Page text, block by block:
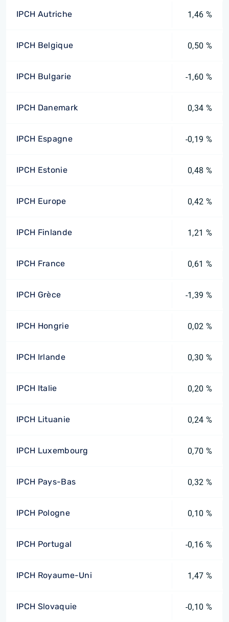
IPCH Autriche 1,46 %
IPCH Belgique 0,50 %
IPCH Bulgarie -1,60 %
IPCH Danemark 0,34 %
IPCH Espagne -0,19 %
IPCH Estonie 0,48 %
IPCH Europe 0,42 %
IPCH Finlande 1,21 %
IPCH France 0,61 %
IPCH Grèce -1,39 %
IPCH Hongrie 0,02 %
IPCH Irlande 0,30 %
IPCH Italie 0,20 %
IPCH Lituanie 0,24 %
IPCH Luxembourg 0,70 %
IPCH Pays-Bas 0,32 %
IPCH Pologne 0,10 %
IPCH Portugal -0,16 %
IPCH Royaume-Uni 1,47 %
IPCH Slovaquie -0,10 %